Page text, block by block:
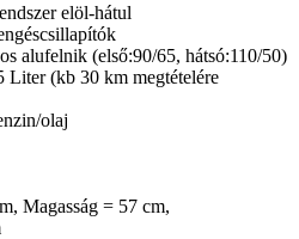
elöl-hátul
alufelnik (első:90/65, hátsó:110/50)
Liter (kb 30 km megtételére
olaj
Magasság = 57 cm,